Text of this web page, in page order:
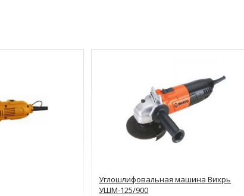
Углошлифовальная машина Вихрь
УШМ-125/900